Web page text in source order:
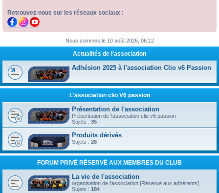
Retrouvez-nous sur les réseaux sociaux :
Nous sommes le 10 août 2026, 06:12
Actualités de l'association
Adhésion 2025 à l'association Clio v6 Passion
L'association clio V6 passion
Présentation de l'association
Présentation de l'association clio v6 passion
Sujets : 35
Produits dérivés
Sujets : 28
FORUM PRIVÉ RÉSERVÉ AUX MEMBRES DU CLUB
La vie de l'association
organisation de l'association [Réservé aux adhérents]
Sujets : 184